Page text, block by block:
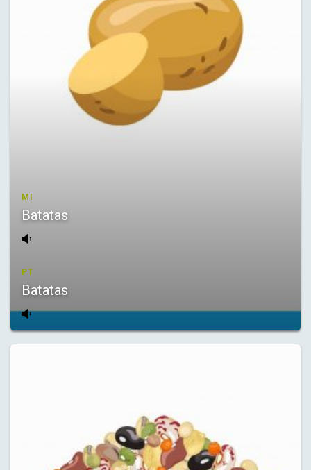
MI
Batatas
PT
Batatas